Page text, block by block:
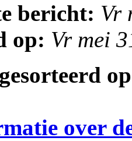
bericht: Vr
op: Vr mei
over